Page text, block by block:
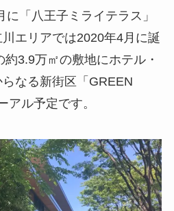
「八王子ミライテラス」
エリアでは2020年4月に誕
3.9万㎡の敷地にホテル・
なる新街区「GREEN
アル予定です。